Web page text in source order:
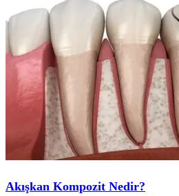
Akışkan Kompozit Nedir?